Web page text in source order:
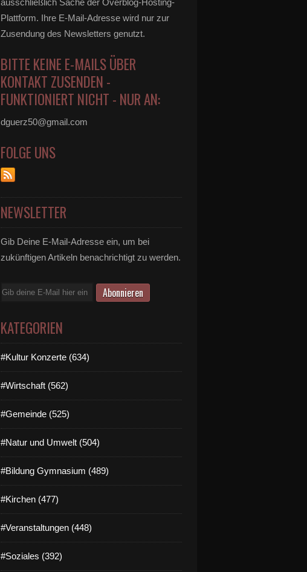
ausschließlich Sache der Overblog-Hosting-
Plattform. Ihre E-Mail-Adresse wird nur zur
Zusendung des Newsletters genutzt.
BITTE KEINE E-MAILS ÜBER
KONTAKT ZUSENDEN -
FUNKTIONIERT NICHT - NUR AN:
dguerz50@gmail.com
FOLGE UNS
NEWSLETTER
Gib Deine E-Mail-Adresse ein, um bei
zukünftigen Artikeln benachrichtigt zu werden.
E-
KATEGORIEN
#Kultur Konzerte (634)
#Wirtschaft (562)
#Gemeinde (525)
#Natur und Umwelt (504)
#Bildung Gymnasium (489)
#Kirchen (477)
#Veranstaltungen (448)
#Soziales (392)